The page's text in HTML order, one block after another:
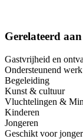
Gerelateerd aan
Gastvrijheid en
Ondersteunend werk
Begeleiding
Kunst & cultuur
Vluchtelingen &
Kinderen
Jongeren
Geschikt voor